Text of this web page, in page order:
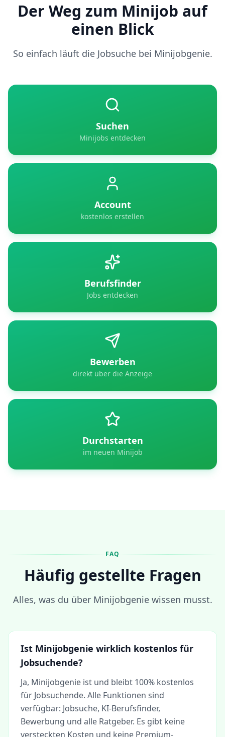
Der Weg zum Minijob auf
einen Blick
So einfach läuft die Jobsuche bei Minijobgenie.
Suchen
Minijobs entdecken
Account
kostenlos erstellen
Berufsfinder
Jobs entdecken
Bewerben
direkt über die Anzeige
Durchstarten
im neuen Minijob
FAQ
Häufig gestellte Fragen
Alles, was du über Minijobgenie wissen musst.
Ist Minijobgenie wirklich kostenlos für
Jobsuchende?
Ja, Minijobgenie ist und bleibt 100% kostenlos
für Jobsuchende. Alle Funktionen sind
verfügbar: Jobsuche, KI-Berufsfinder,
Bewerbung und alle Ratgeber. Es gibt keine
versteckten Kosten und keine Premium-